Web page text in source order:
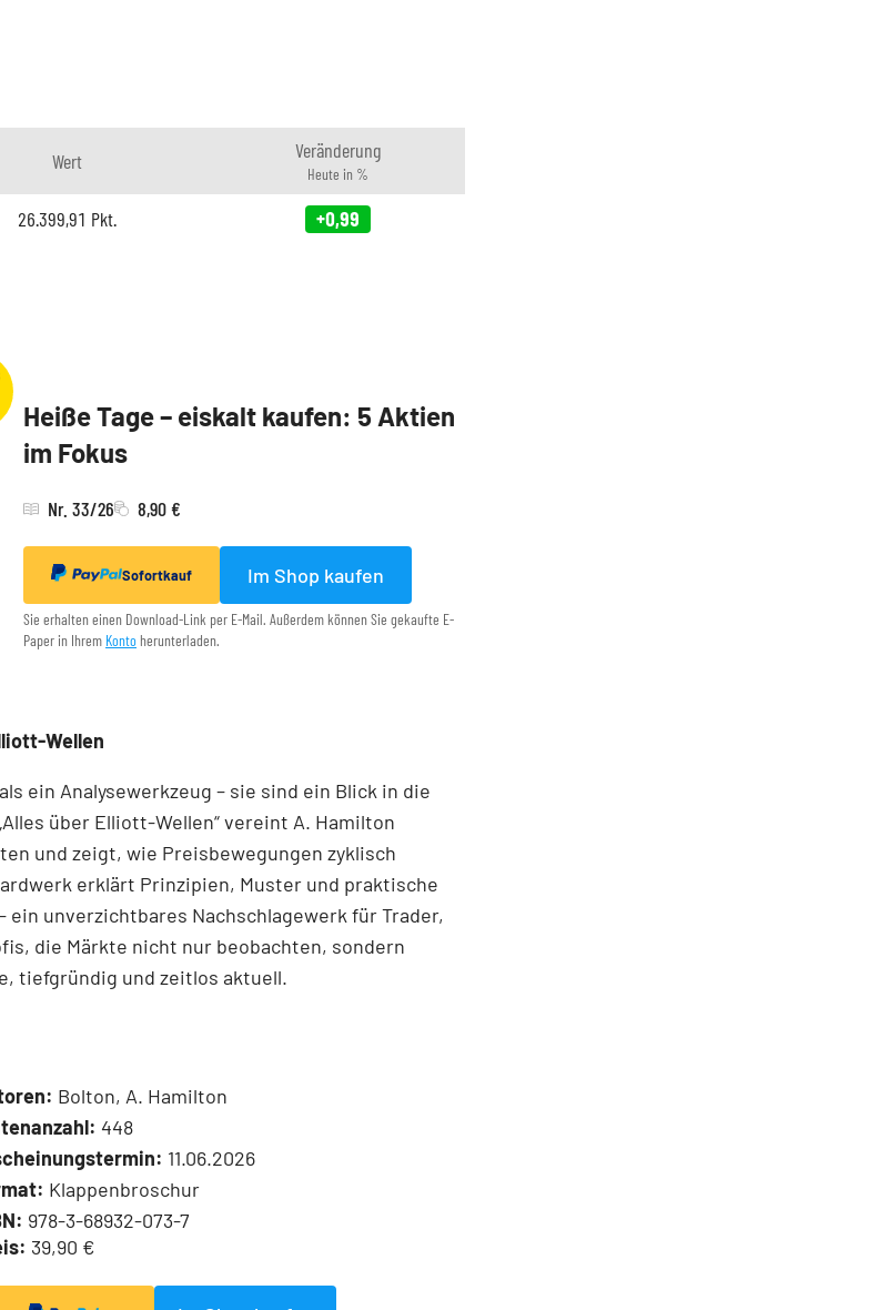
Wert Veränderung
Heute in %
26.399,91 Pkt. +0,99
Heiße Tage – eiskalt kaufen: 5 Aktien
im Fokus
Nr. 33/26 8,90 €
Sofortkauf Im Shop kaufen
Sie erhalten einen Download-Link per E-Mail. Außerdem können Sie gekaufte E-
Paper in Ihrem Konto herunterladen.
Wellen
ein Analysewerkzeug – sie sind ein Blick in die
über Elliott-Wellen“ vereint A. Hamilton
und zeigt, wie Preisbewegungen zyklisch
erklärt Prinzipien, Muster und praktische
ein unverzichtbares Nachschlagewerk für Trader,
die Märkte nicht nur beobachten, sondern
tiefgründig und zeitlos aktuell.
Bolton, A. Hamilton
448
11.06.2026
Klappenbroschur
978-3-68932-073-7
39,90 €